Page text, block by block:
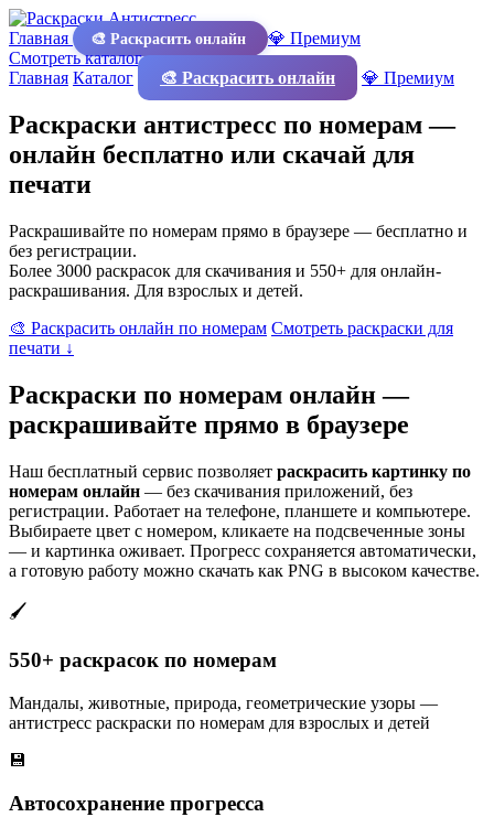
Главная 🎨 Раскрасить онлайн
💎 Премиум
Смотреть каталог
Главная Каталог 🎨 Раскрасить онлайн 💎 Премиум
Раскраски антистресс по номерам —
онлайн бесплатно или скачай для
печати
Раскрашивайте по номерам прямо в браузере — бесплатно и
без регистрации.
Более 3000 раскрасок для скачивания и 550+ для онлайн-
раскрашивания. Для взрослых и детей.
🎨 Раскрасить онлайн по номерам Смотреть раскраски для
печати ↓
Раскраски по номерам онлайн —
раскрашивайте прямо в браузере
Наш бесплатный сервис позволяет раскрасить картинку по
номерам онлайн — без скачивания приложений, без
регистрации. Работает на телефоне, планшете и компьютере.
Выбираете цвет с номером, кликаете на подсвеченные зоны
— и картинка оживает. Прогресс сохраняется автоматически,
а готовую работу можно скачать как PNG в высоком качестве.
🖌️
550+ раскрасок по номерам
Мандалы, животные, природа, геометрические узоры —
антистресс раскраски по номерам для взрослых и детей
💾
Автосохранение прогресса